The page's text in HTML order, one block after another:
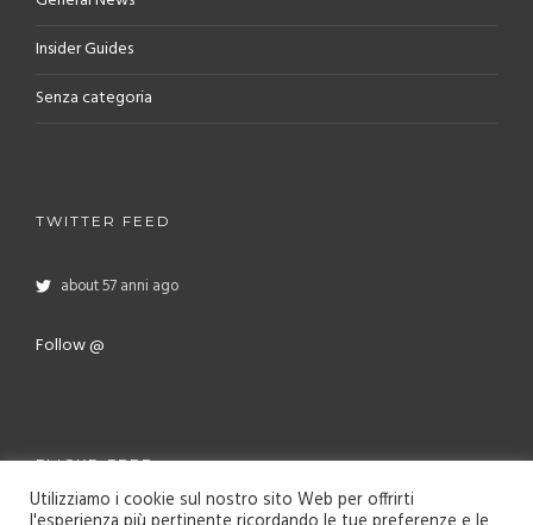
Insider Guides
Senza categoria
TWITTER FEED
about 57 anni ago
Follow @
FLICKR FEED
Utilizziamo i cookie sul nostro sito Web per offrirti